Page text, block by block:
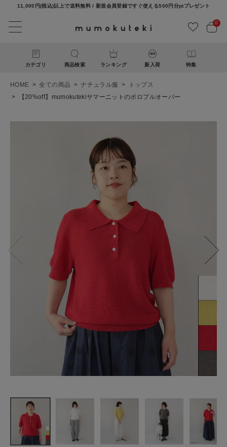
11,000円(税込)以上で送料無料 / 新規会員登録ですぐ使える500円分ptプレゼント
0
カテゴリ 商品検索 ランキング 新入荷 特集
新規会員登録
CATEGORY
ナチュラル服
HOME 全ての商品 ナチュラル服
トップス
【20%off】mumokutekiサマーニットのポロプルオーバー